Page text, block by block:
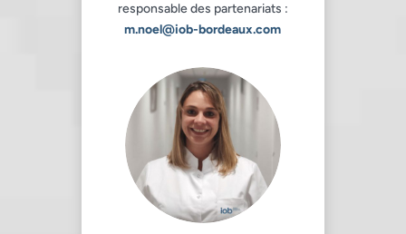
responsable des partenariats :
m.noel@iob-bordeaux.com